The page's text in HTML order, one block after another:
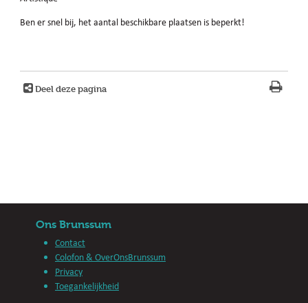
Ben er snel bij, het aantal beschikbare plaatsen is beperkt!
Deel deze pagina
Ons Brunssum
Contact
Colofon & OverOnsBrunssum
Privacy
Toegankelijkheid